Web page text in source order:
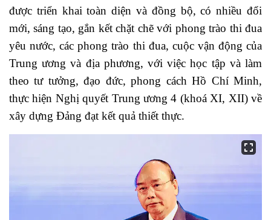
được triển khai toàn diện và đồng bộ, có nhiều đổi
mới, sáng tạo, gắn kết chặt chẽ với phong trào thi đua
yêu nước, các phong trào thi đua, cuộc vận động của
Trung ương và địa phương, với việc học tập và làm
theo tư tưởng, đạo đức, phong cách Hồ Chí Minh,
thực hiện Nghị quyết Trung ương 4 (khoá XI, XII) về
xây dựng Đảng đạt kết quả thiết thực.